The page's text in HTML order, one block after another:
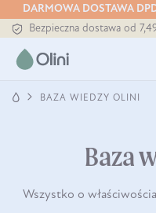
DARMOWA DOSTAWA
Bezpieczna dostawa od
Darmowa dostawa od 199
Tłoczony zawsze na zimno
BAZA WIEDZY OLINI
Baza
Wszystko o